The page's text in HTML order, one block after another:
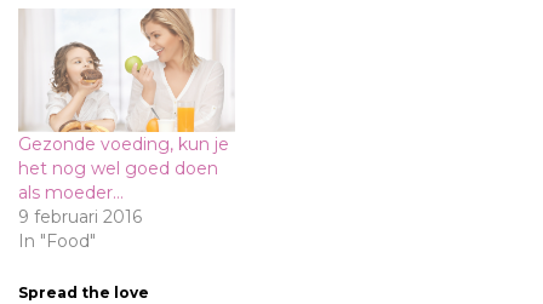
Gezonde voeding, kun je
het nog wel goed doen
als moeder…
9 februari 2016
In "Food"
Spread the love